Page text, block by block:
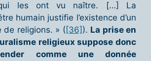
qui les ont vu naître. […] La
humain justifie l’existence d’un
de religions. » ( [36] ). La prise en
religieux suppose donc
comme une donnée